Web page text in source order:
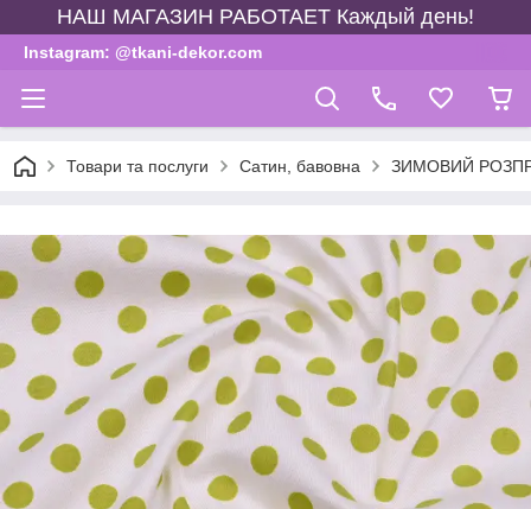
НАШ МАГАЗИН РАБОТАЕТ Каждый день!
Instagram: @tkani-dekor.com
Товари та послуги Сатин, бавовна ЗИМОВИЙ